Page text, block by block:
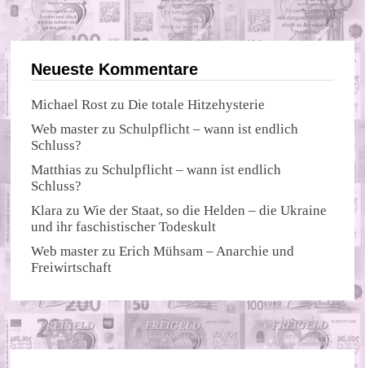
Neueste Kommentare
Michael Rost zuDie totale Hitzehysterie
Web master zu Schulpflicht – wann ist endlich
Schluss?
Matthias zu Schulpflicht – wann ist endlich
Schluss?
Klara zuWie der Staat, so die Helden – die Ukraine
und ihr faschistischer Todeskult
Web master zuErich Mühsam – Anarchie und
Freiwirtschaft